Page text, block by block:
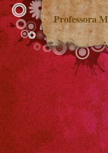
Professora
Abono do